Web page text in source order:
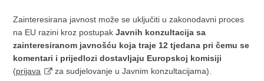
Zainteresirana javnost može se uključiti u zakonodavni proces
na EU razini kroz postupakJavnih konzultacija sa
zainteresiranom javnošću koja traje 12 tjedana pri čemu se
komentari i prijedlozi dostavljaju Europskoj komisiji
(prijava za sudjelovanje u Javnim konzultacijama).